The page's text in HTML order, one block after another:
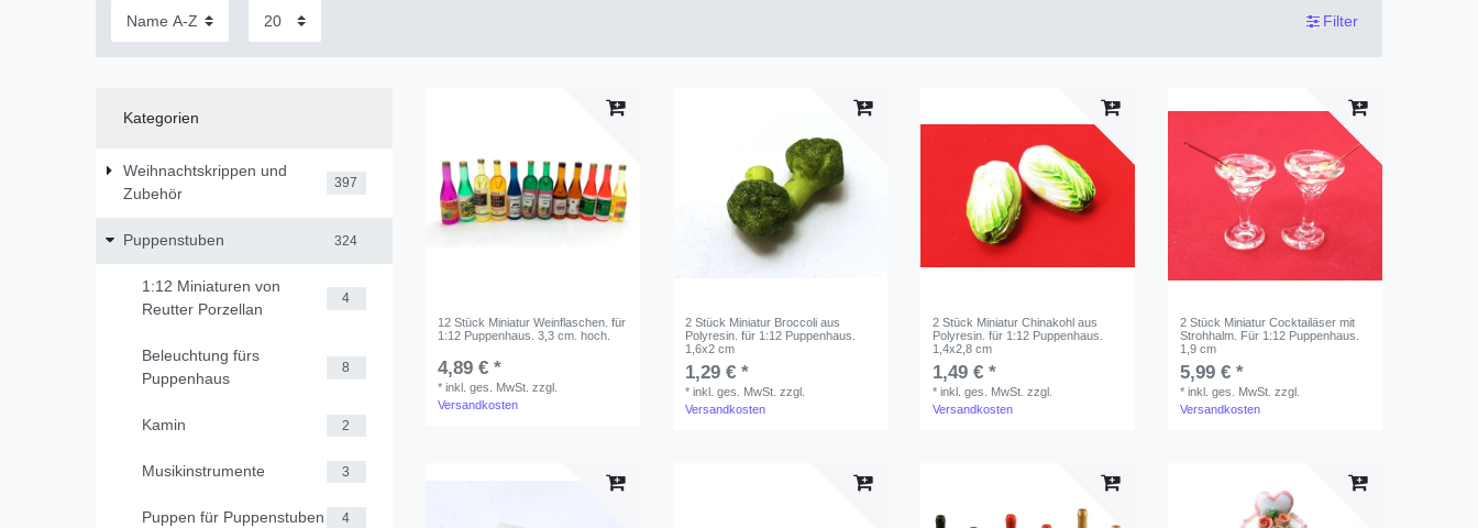
Filter
Kategorien
Weihnachtskrippen und
Zubehör
397
Puppenstuben 324
1:12 Miniaturen von
Reutter Porzellan
4
Beleuchtung fürs
Puppenhaus
8
Kamin 2
Musikinstrumente 3
Puppen für Puppenstuben 4
12 Stück Miniatur Weinflaschen. für
1:12 Puppenhaus. 3,3 cm. hoch.
4,89 € *
*inkl. ges. MwSt. zzgl.
Versandkosten
2 Stück Miniatur Broccoli aus
Polyresin. für 1:12 Puppenhaus.
1,6x2 cm
1,29 € *
*inkl. ges. MwSt. zzgl.
Versandkosten
2 Stück Miniatur Chinakohl aus
Polyresin. für 1:12 Puppenhaus.
1,4x2,8 cm
1,49 € *
*inkl. ges. MwSt. zzgl.
Versandkosten
2 Stück Miniatur Cocktailäser mit
Strohhalm. Für 1:12 Puppenhaus.
1,9 cm
5,99 € *
*inkl. ges. MwSt. zzgl.
Versandkosten